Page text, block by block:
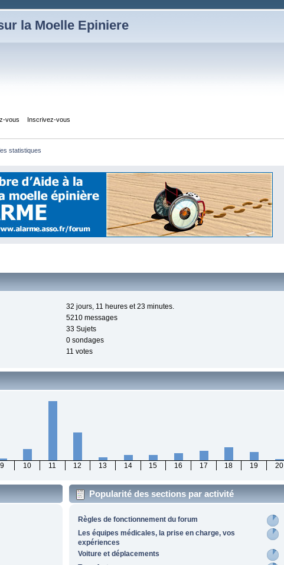
la Moelle Epiniere
vous Inscrivez-vous
statistiques
32 jours, 11 heures et 23 minutes.
5210 messages
33 Sujets
0 sondages
11 votes
9 10 11 12 13 14 15 16 17 18 19 20
Popularité des sections par activité
Règles de fonctionnement du forum
Les équipes médicales, la prise en charge, vos
expériences
Voiture et déplacements